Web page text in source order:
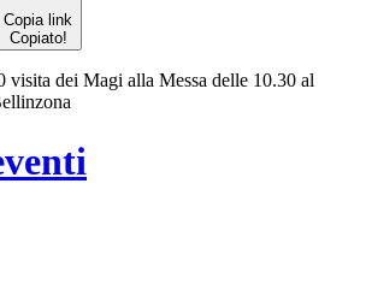
Copia link
Copiato!
visita dei Magi alla Messa delle 10.30 al